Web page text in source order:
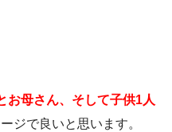
お母さん、そして子供1人
ジで良いと思います。